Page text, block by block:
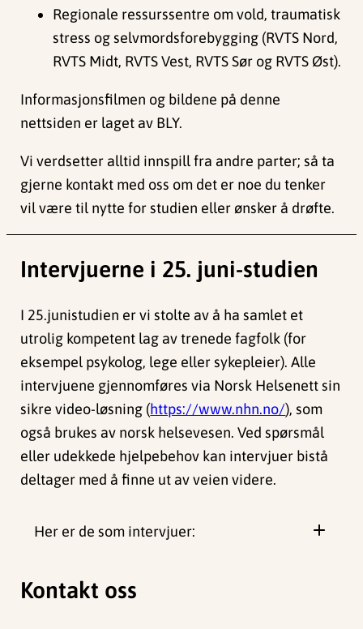
Regionale ressurssentre om vold, traumatisk
stress og selvmordsforebygging (RVTS Nord,
RVTS Midt, RVTS Vest, RVTS Sør og RVTS Øst).
Informasjonsfilmen og bildene på denne
nettsiden er laget av BLY.
Vi verdsetter alltid innspill fra andre parter; så ta
gjerne kontakt med oss om det er noe du tenker
vil være til nytte for studien eller ønsker å drøfte.
Intervjuerne i 25. juni-studien
I 25.junistudien er vi stolte av å ha samlet et
utrolig kompetent lag av trenede fagfolk (for
eksempel psykolog, lege eller sykepleier). Alle
intervjuene gjennomføres via Norsk Helsenett sin
sikre video-løsning (https://www.nhn.no/), som
også brukes av norsk helsevesen. Ved spørsmål
eller udekkede hjelpebehov kan intervjuer bistå
deltager med å finne ut av veien videre.
Her er de som intervjuer:
Kontakt oss